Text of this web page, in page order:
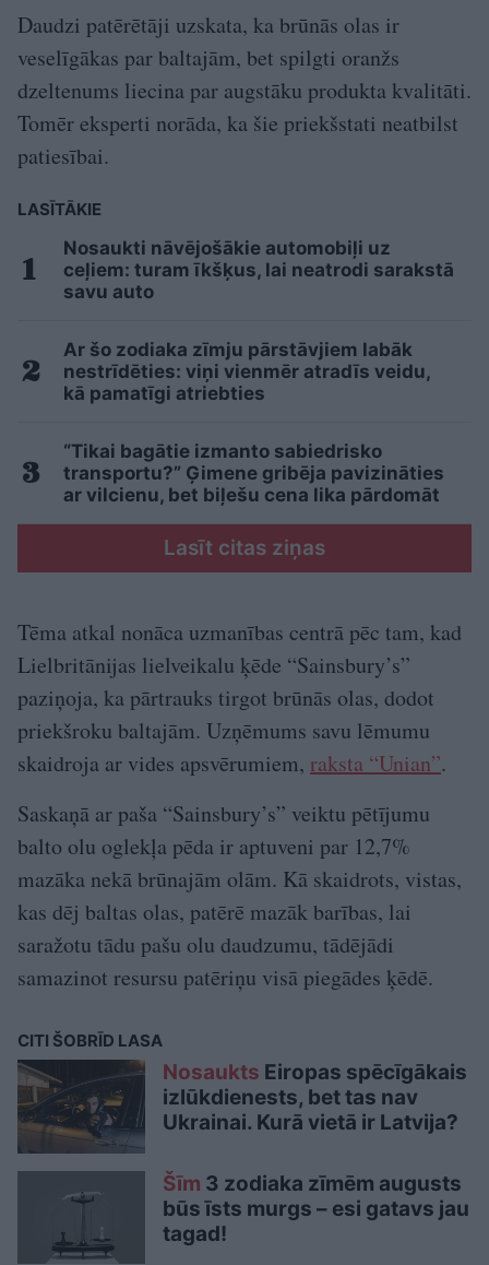
Daudzi patērētāji uzskata, ka brūnās olas ir
veselīgākas par baltajām, bet spilgti oranžs
dzeltenums liecina par augstāku produkta kvalitāti.
Tomēr eksperti norāda, ka šie priekšstati neatbilst
patiesībai.
LASĪTĀKIE
Nosaukti nāvējošākie automobiļi uz
ceļiem: turam īkšķus, lai neatrodi sarakstā
savu auto
Ar šo zodiaka zīmju pārstāvjiem labāk
nestrīdēties: viņi vienmēr atradīs veidu,
kā pamatīgi atriebties
“Tikai bagātie izmanto sabiedrisko
transportu?” Ģimene gribēja pavizināties
ar vilcienu, bet biļešu cena lika pārdomāt
Lasīt citas ziņas
Tēma atkal nonāca uzmanības centrā pēc tam, kad
Lielbritānijas lielveikalu ķēde “Sainsbury’s”
paziņoja, ka pārtrauks tirgot brūnās olas, dodot
priekšroku baltajām. Uzņēmums savu lēmumu
skaidroja ar vides apsvērumiem, raksta “Unian”.
Saskaņā ar paša “Sainsbury’s” veiktu pētījumu
balto olu oglekļa pēda ir aptuveni par 12,7%
mazāka nekā brūnajām olām. Kā skaidrots, vistas,
kas dēj baltas olas, patērē mazāk barības, lai
saražotu tādu pašu olu daudzumu, tādējādi
samazinot resursu patēriņu visā piegādes ķēdē.
CITI ŠOBRĪD LASA
Nosaukts Eiropas spēcīgākais
izlūkdienests, bet tas nav
Ukrainai. Kurā vietā ir Latvija?
Šīm 3 zodiaka zīmēm augusts
būs īsts murgs – esi gatavs jau
tagad!